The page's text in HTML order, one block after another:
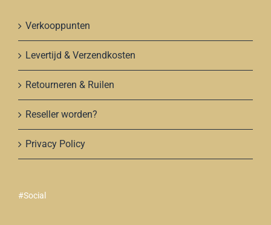
Verkooppunten
Levertijd & Verzendkosten
Retourneren & Ruilen
Reseller worden?
Privacy Policy
#Social